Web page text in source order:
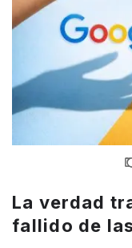
La verdad
fallido de